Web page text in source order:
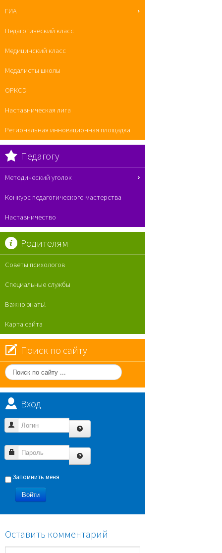
ГИА
Педагогический класс
Медицинский класс
Медалисты школы
ОРКСЭ
Наставническая лига
Региональная инновационная площадка
Педагогу
Методический уголок
Конкурс педагогического мастерства
Наставничество
Родителям
Советы психологов
Специальные службы
Важно знать!
Карта сайта
Поиск по сайту
Поиск
по
сайту
Вход
Логин
Пароль
Запомнить меня
Войти
Оставить комментарий